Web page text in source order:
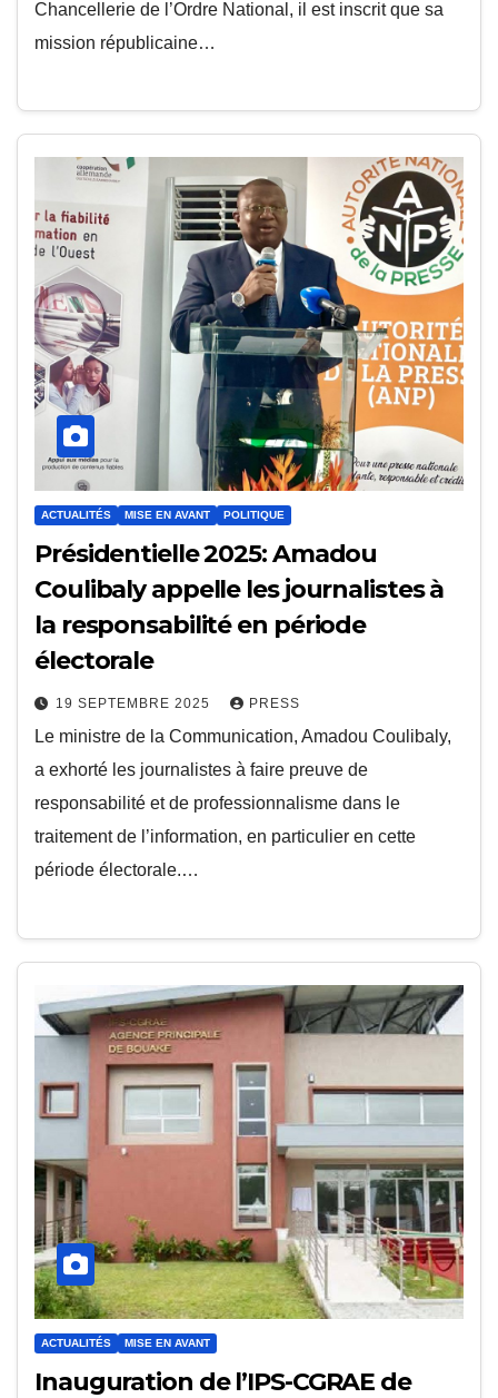
Chancellerie de l’Ordre National, il est inscrit que sa
mission républicaine…
ACTUALITÉS MISE EN AVANT POLITIQUE
Présidentielle 2025: Amadou
Coulibaly appelle les journalistes à
la responsabilité en période
électorale
19 SEPTEMBRE 2025 PRESS
Le ministre de la Communication, Amadou Coulibaly,
a exhorté les journalistes à faire preuve de
responsabilité et de professionnalisme dans le
traitement de l’information, en particulier en cette
période électorale.…
ACTUALITÉS MISE EN AVANT
Inauguration de l’IPS-CGRAE de